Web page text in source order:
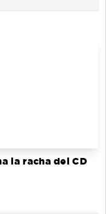
la racha del CD